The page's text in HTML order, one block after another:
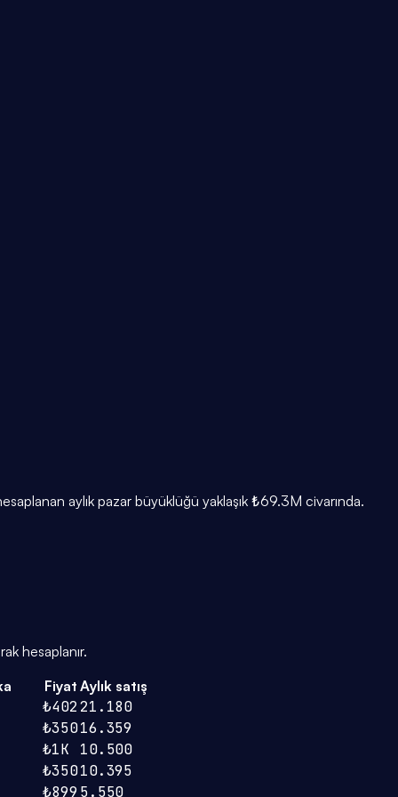
aylık pazar büyüklüğü yaklaşık ₺69.3M civarında.
hesaplanır.
Fiyat Aylık satış
₺40221.180
₺35016.359
₺1K
10.500
₺35010.395
₺899 5.550